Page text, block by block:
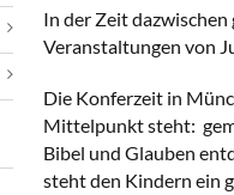
In der Zeit
Veranstaltungen von
Die Konferzeit in
Mittelpunkt steht:
Bibel und Glauben
steht den Kindern ein